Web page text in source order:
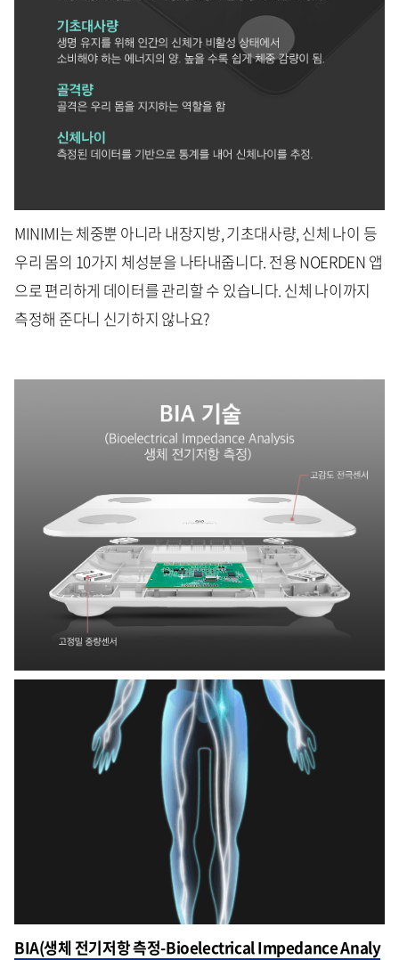
MINIMI는 체중뿐 아니라 내장지방, 기초대사량, 신체 나이 등
우리 몸의 10가지 체성분을 나타내줍니다. 전용 NOERDEN 앱
으로 편리하게 데이터를 관리할 수 있습니다. 신체 나이까지
측정해 준다니 신기하지 않나요?
BIA(생체 전기저항 측정-Bioelectrical Impedance Analy